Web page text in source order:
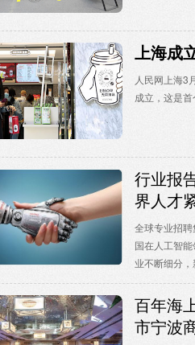
上海成
人民网上海3
成立，这是
行业报
界人才
全球专业招
国在人工智
业不断细分
百年海
市宁波